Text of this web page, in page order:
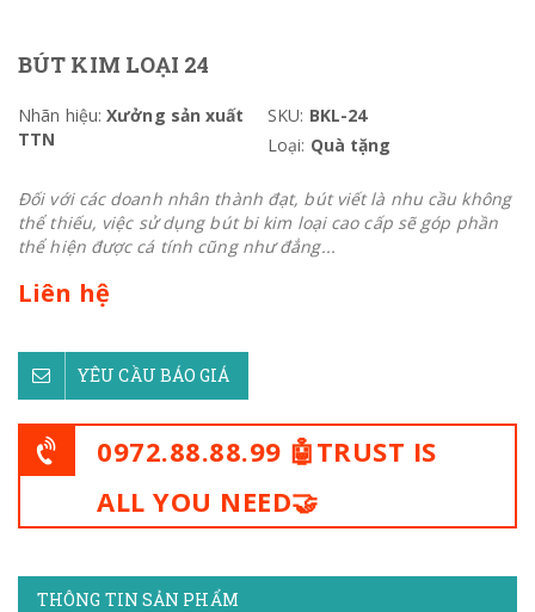
BÚT KIM LOẠI 24
Nhãn hiệu: Xưởng sản xuất
TTN
SKU: BKL-24
Loại: Quà tặng
Đối với các doanh nhân thành đạt, bút viết là nhu cầu không
thể thiếu, việc sử dụng bút bi kim loại cao cấp sẽ góp phần
thể hiện được cá tính cũng như đẳng...
Liên hệ
YÊU CẦU BÁO GIÁ
0972.88.88.99 🤖TRUST IS
ALL YOU NEED🤝
THÔNG TIN SẢN PHẨM